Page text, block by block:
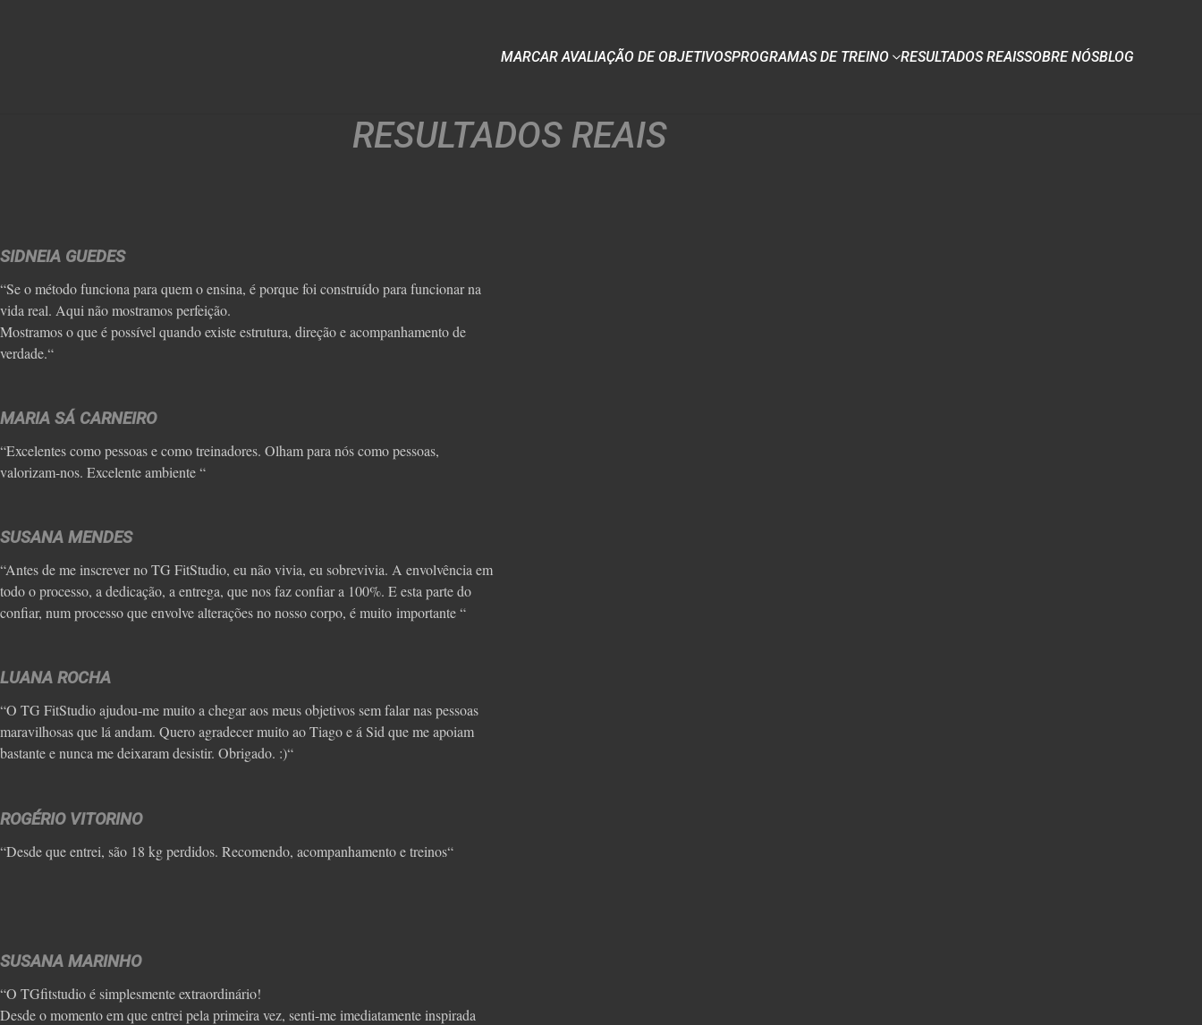
MARCAR AVALIAÇÃO DE OBJETIVOSPROGRAMAS DE TREINO RESULTADOS REAISSOBRE NÓSBLOG
RESULTADOS REAIS
SIDNEIA GUEDES
“Se o método funciona para quem o ensina, é porque foi construído para funcionar na
vida real. Aqui não mostramos perfeição.
Mostramos o que é possível quando existe estrutura, direção e acompanhamento de
verdade.“
MARIA SÁ CARNEIRO
“Excelentes como pessoas e como treinadores. Olham para nós como pessoas,
valorizam-nos. Excelente ambiente “
SUSANA MENDES
“Antes de me inscrever no TG FitStudio, eu não vivia, eu sobrevivia. A envolvência em
todo o processo, a dedicação, a entrega, que nos faz confiar a 100%. E esta parte do
confiar, num processo que envolve alterações no nosso corpo, é muito importante “
LUANA ROCHA
“O TG FitStudio ajudou-me muito a chegar aos meus objetivos sem falar nas pessoas
maravilhosas que lá andam. Quero agradecer muito ao Tiago e á Sid que me apoiam
bastante e nunca me deixaram desistir. Obrigado. :)“
ROGÉRIO VITORINO
“Desde que entrei, são 18 kg perdidos. Recomendo, acompanhamento e treinos“
SUSANA MARINHO
“O TGfitstudio é simplesmente extraordinário!
Desde o momento em que entrei pela primeira vez, senti-me imediatamente inspirada